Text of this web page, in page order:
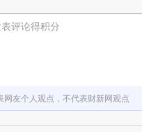
表评论得积分
网友个人观点，不代表财新网观点